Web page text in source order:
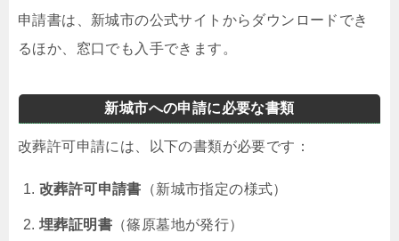
申請書は、新城市の公式サイトからダウンロードでき
るほか、窓口でも入手できます。
新城市への申請に必要な書類
改葬許可申請には、以下の書類が必要です：
改葬許可申請書 （新城市指定の様式）
埋葬証明書 （篠原墓地が発行）